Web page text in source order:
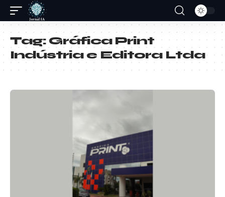
Tag:Gráfica Print
Indústria e Editora Ltda